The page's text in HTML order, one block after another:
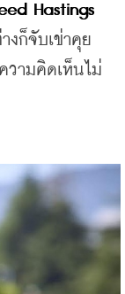
Hastings
งก็จับเข่าคุย
วามคิดเห็นไม่